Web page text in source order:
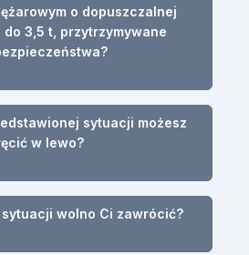
o dopuszczalnej
do 3,5 t, przytrzymywane
sytuacji możesz
w lewo?
sytuacji wolno Ci zawrócić?